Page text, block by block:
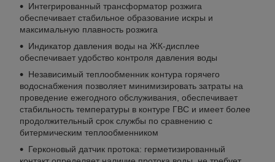
Интегрированный трансформатор розжига
обеспечивает стабильное образование искры и
максимальную плавность розжига
Индикатор давления воды на ЖК-дисплее
обеспечивает удобство контроля давления воды
Независимый теплообменник контура горячего
водоснабжения позволяет минимизировать затраты на
проведение ежегодного обслуживания, обеспечивает
стабильность температуры в контуре ГВС и имеет более
продолжительный срок службы по сравнению с
битермическим теплообменником
Герконовый датчик протока: герметизированный